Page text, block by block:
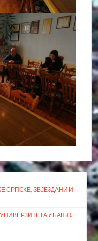
СРПСКЕ, ЗВЈЕЗДАНИ И
У БАЊОЈ